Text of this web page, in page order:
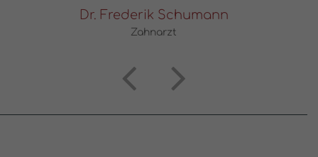
Dr. Frederik Schumann
Zahnarzt